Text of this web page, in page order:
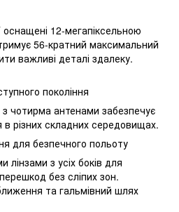
12-мегапіксельною
56-кратний максимальний
важливі деталі здалеку.
покоління
чотирма антенами забезпечує
в різних складних середовищах.
для безпечного польоту
з усіх боків для
без сліпих зон.
та гальмівний шлях